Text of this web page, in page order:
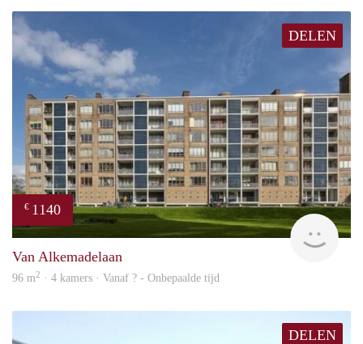
DELEN
€ 1140
rent
Van Alkemadelaan
96 m2 · 4 kamers · Vanaf ? - Onbepaalde tijd
DELEN